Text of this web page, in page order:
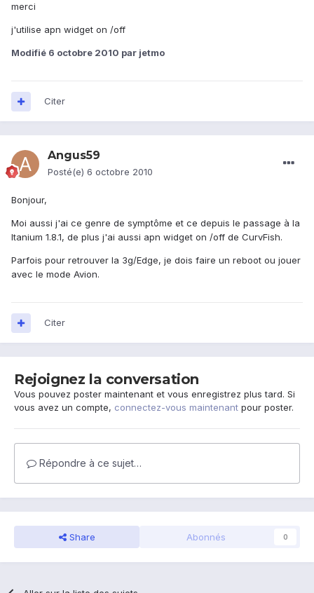
merci
j'utilise apn widget on /off
Modifié 6 octobre 2010 par jetmo
Citer
Angus59
Posté(e) 6 octobre 2010
Bonjour,
Moi aussi j'ai ce genre de symptôme et ce depuis le passage à la
Itanium 1.8.1, de plus j'ai aussi apn widget on /off de CurvFish.
Parfois pour retrouver la 3g/Edge, je dois faire un reboot ou jouer
avec le mode Avion.
Citer
Rejoignez la conversation
Vous pouvez poster maintenant et vous enregistrez plus tard. Si
vous avez un compte, connectez-vous maintenant pour poster.
Répondre à ce sujet…
Share Abonnés 0